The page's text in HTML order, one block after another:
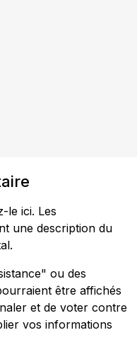
le ici. Les
une description du
ou des
être affichés
et de voter contre
vos informations